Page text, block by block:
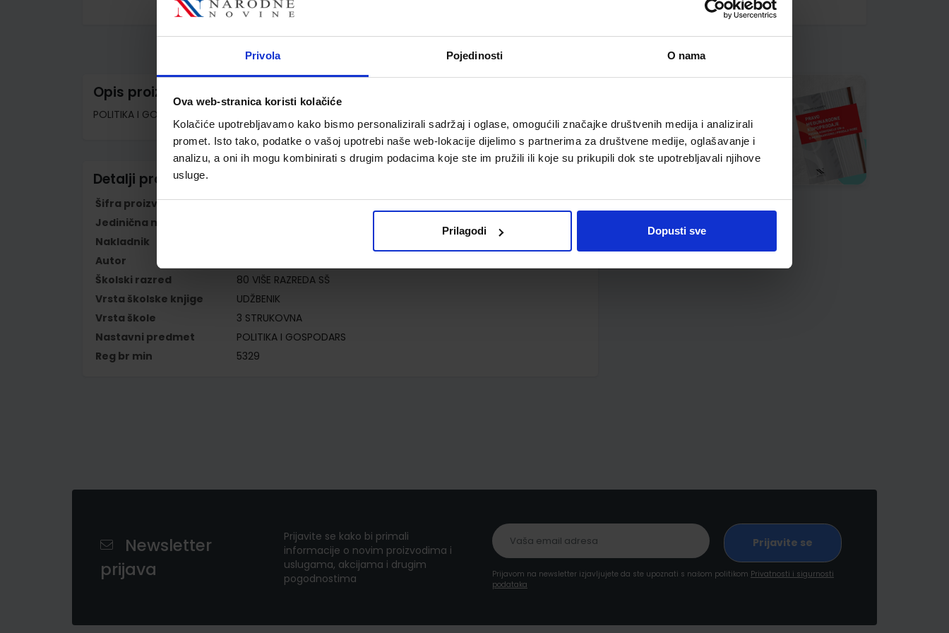
Privola Pojedinosti O nama
Ova web-stranica koristi kolačiće
Kolačiće upotrebljavamo kako bismo personalizirali sadržaj i oglase, omogućili značajke društvenih medija i analizirali
promet. Isto tako, podatke o vašoj upotrebi naše web-lokacije dijelimo s partnerima za društvene medije, oglašavanje i
analizu, a oni ih mogu kombinirati s drugim podacima koje ste im pružili ili koje su prikupili dok ste upotrebljavali njihove
usluge.
Prilagodi Dopusti sve
gallery
Opis proizvoda
POLITIKA I GOSPODARSTVO; udžbenik za srednje strukovne škole (SYS)
Detalji proizvoda
Šifra proizvoda
779627
Jedinična mjera
Nakladnik
Autor
Školski razred
80 VIŠE RAZREDA SŠ
Vrsta školske knjige
UDŽBENIK
Vrsta škole
3 STRUKOVNA
Nastavni predmet
POLITIKA I GOSPODARS
Reg br min
5329
Newsletter
prijava
Prijavite se kako bi primali
informacije o novim proizvodima i
uslugama, akcijama i drugim
pogodnostima
Prijavom na newsletter izjavljujete da ste upoznati s našom politikom Privatnosti i sigurnosti
podataka